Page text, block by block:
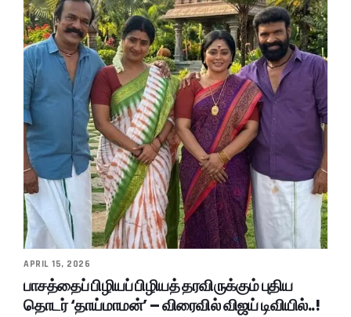
APRIL 15, 2026
பாசத்தைப் பிழியப் பிழியத் தரவிருக்கும் புதிய
தொடர் ‘தாய்மாமன்’ – விரைவில் விஜய் டிவியில்..!